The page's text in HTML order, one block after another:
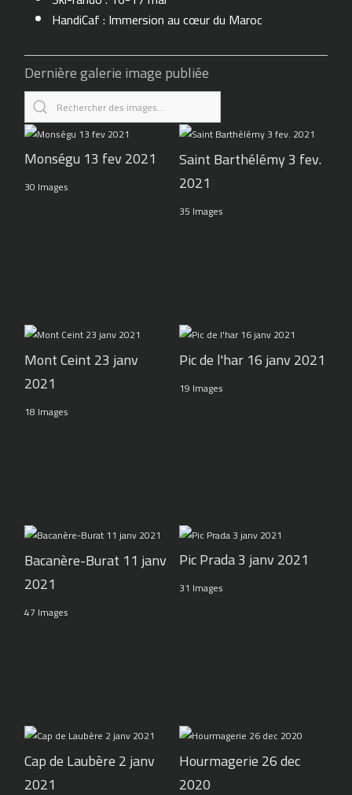
HandiCaf : Immersion au cœur du Maroc
Dernière galerie image publiée
Monségu 13 fev 2021
30 Images
Saint Barthélémy 3 fev.
2021
35 Images
Mont Ceint 23 janv
2021
18 Images
Pic de l'har 16 janv 2021
19 Images
Bacanère-Burat 11 janv
2021
47 Images
Pic Prada 3 janv 2021
31 Images
Cap de Laubère 2 janv
2021
Hourmagerie 26 dec
2020